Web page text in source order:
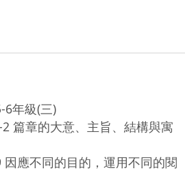
6年級(三)
篇章的大意、主旨、結構與寓
應不同的目的，運用不同的閱